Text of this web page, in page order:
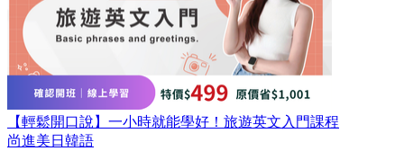
【輕鬆開口說】一小時就能學好！旅遊英文入門課程
尚進美日韓語